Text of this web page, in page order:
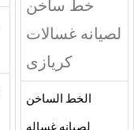
خط ساخن
لصيانه غسالات
كريازى
الخط الساخن